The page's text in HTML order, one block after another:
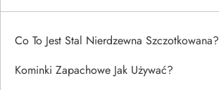
Co To Jest Stal Nierdzewna Szczotkowana?
Kominki Zapachowe Jak Używać?